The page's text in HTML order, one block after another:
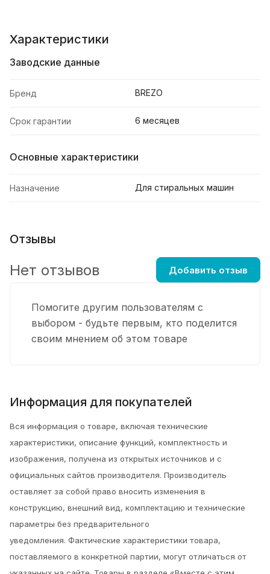
Характеристики
Заводские данные
Бренд BREZO
Срок гарантии 6 месяцев
Основные характеристики
Назначение Для стиральных машин
Отзывы
Помогите другим пользователям с
выбором - будьте первым, кто поделится
своим мнением об этом товаре
Нет отзывов Добавить отзыв
Информация для покупателей
Вся информация о товаре, включая технические
характеристики, описание функций, комплектность и
изображения, получена из открытых источников и с
официальных сайтов производителя. Производитель
оставляет за собой право вносить изменения в
конструкцию, внешний вид, комплектацию и технические
параметры без предварительного
уведомления. Фактические характеристики товара,
поставляемого в конкретной партии, могут отличаться от